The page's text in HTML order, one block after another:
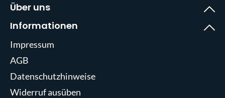
Über uns
Informationen
Impressum
AGB
Datenschutzhinweise
Widerruf ausüben